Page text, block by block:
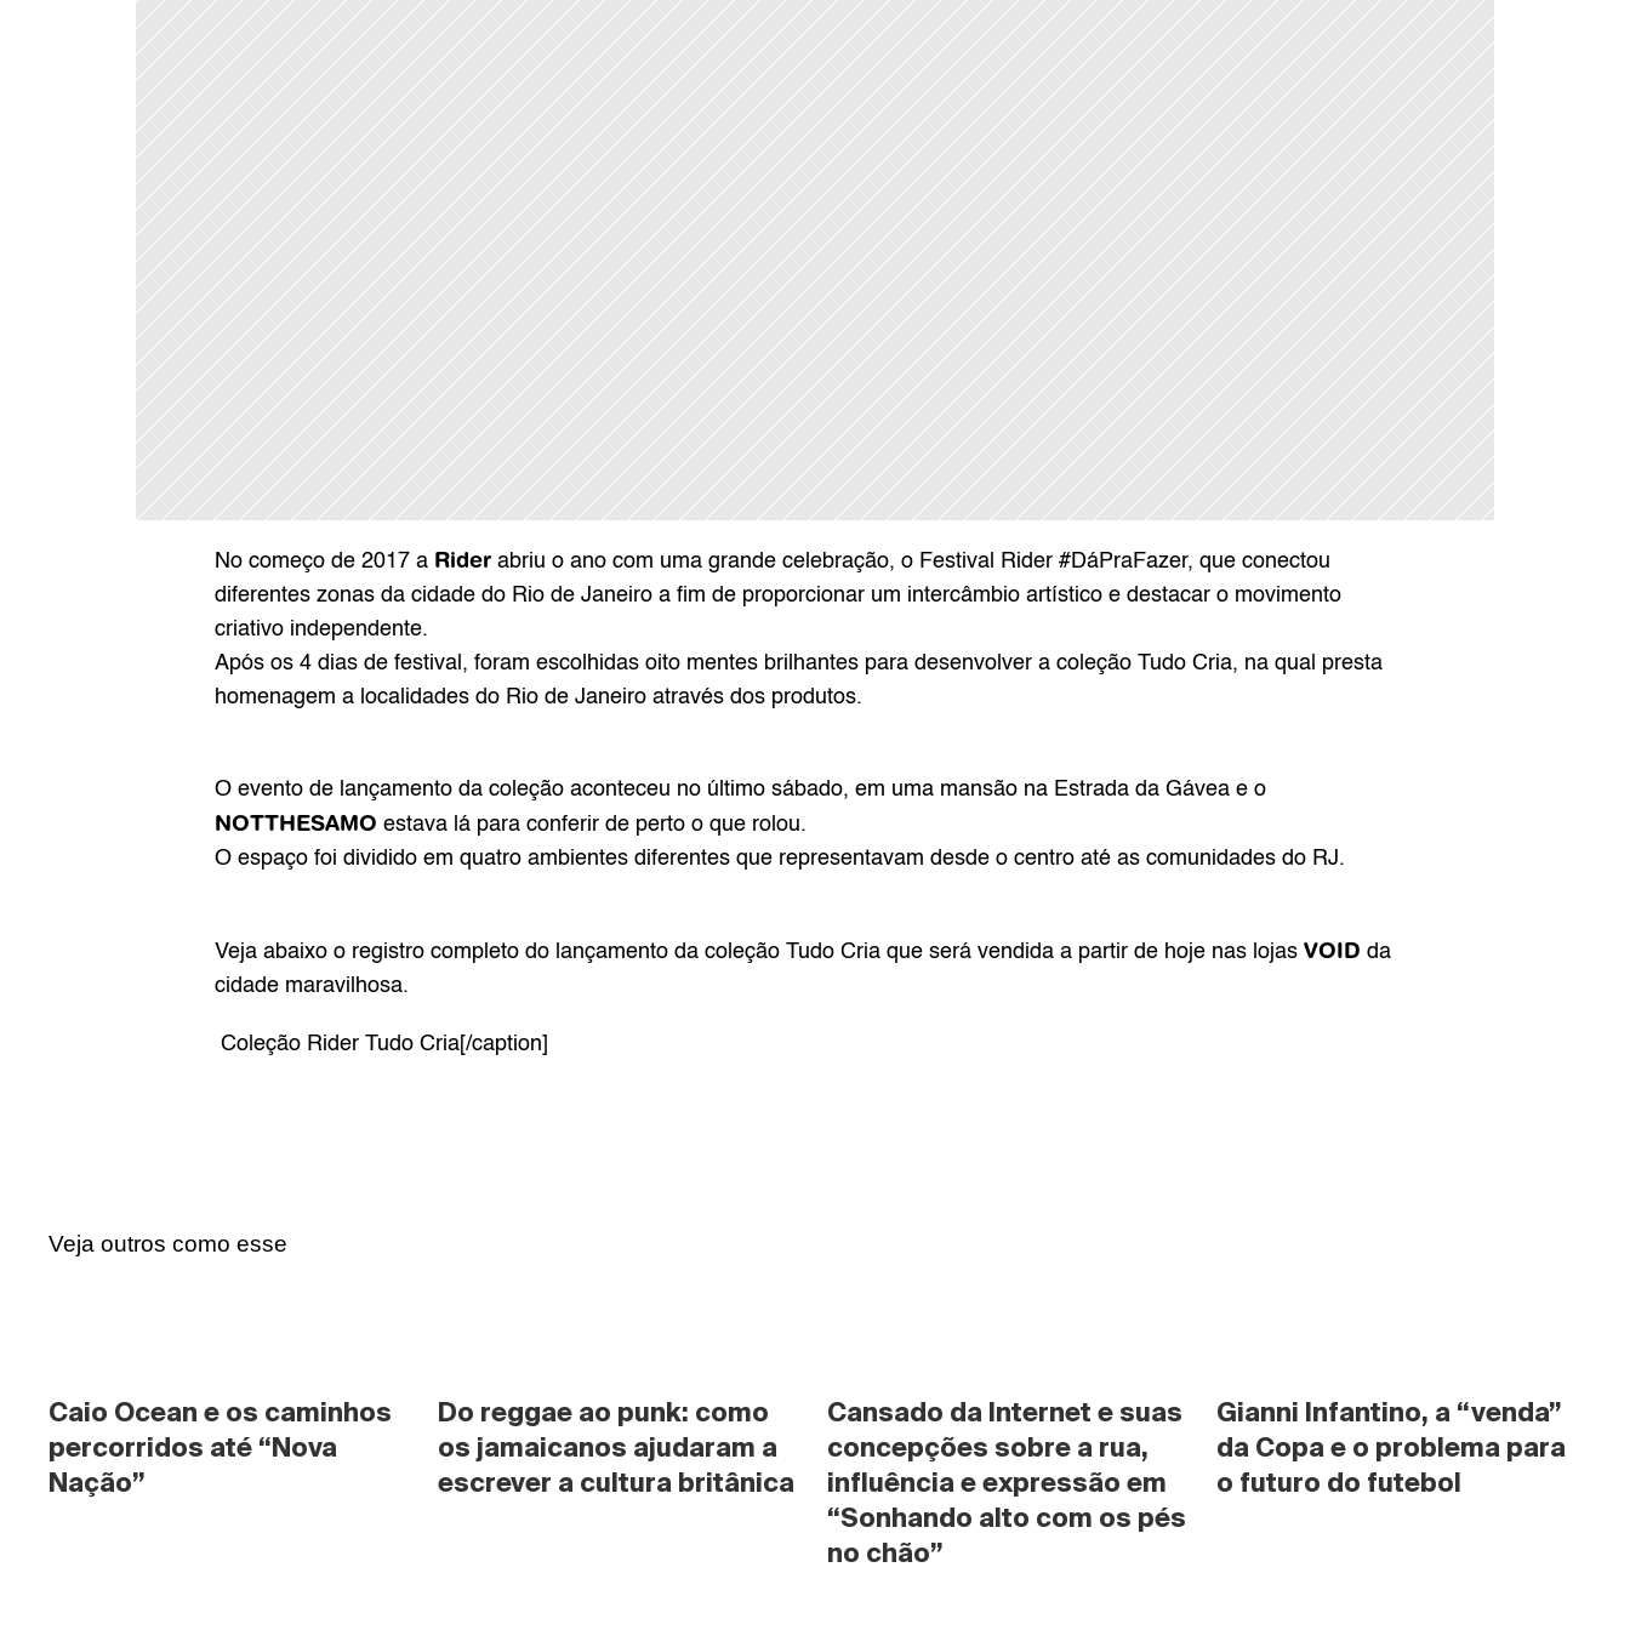
No começo de 2017 a Rider abriu o ano com uma grande celebração, o Festival Rider #DáPraFazer, que conectou
diferentes zonas da cidade do Rio de Janeiro a fim de proporcionar um intercâmbio artístico e destacar o movimento
criativo independente.
Após os 4 dias de festival, foram escolhidas oito mentes brilhantes para desenvolver a coleção Tudo Cria, na qual presta
homenagem a localidades do Rio de Janeiro através dos produtos.
NOTTHESAMO estava lá para conferir de perto o que rolou.
O espaço foi dividido em quatro ambientes diferentes que representavam desde o centro até as comunidades do RJ.
Veja abaixo o registro completo do lançamento da coleção Tudo Cria que será vendida a partir de hoje nas lojas VOID da
cidade maravilhosa.
Coleção Rider Tudo Cria[/caption]
Veja outros como esse
Caio Ocean e os caminhos
percorridos até “Nova
Nação”
Do reggae ao punk: como
os jamaicanos ajudaram a
escrever a cultura britânica
Cansado da Internet e suas
concepções sobre a rua,
influência e expressão em
“Sonhando alto com os pés
no chão”
Gianni Infantino, a “venda”
da Copa e o problema para
o futuro do futebol